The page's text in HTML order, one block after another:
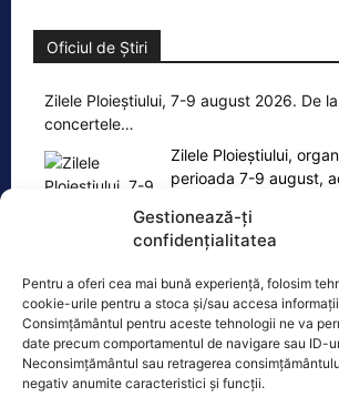
Gestionează-ți
confidențialitatea
Pentru a oferi cea mai bună experiență, folosim
cookie-urile pentru a stoca și/sau accesa
Consimțământul pentru aceste tehnologii ne va
date precum comportamentul de navigare sau ID-
Neconsimțământul sau retragerea
negativ anumite caracteristici și funcții.
Oficiul de Știri
Zilele Ploieștiului, 7-9 august 2026. De
concertele…
Zilele Ploieștiului,
perioada 7-9 august,
spectacol
Ultimele știri